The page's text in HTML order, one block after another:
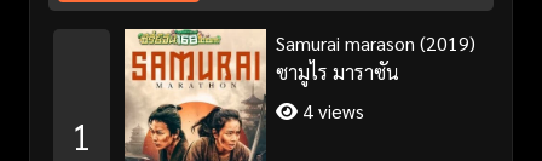
1
Samurai marason (2019)
ซามูไร มาราซัน
4 views